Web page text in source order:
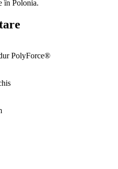
în Polonia.
PolyForce®